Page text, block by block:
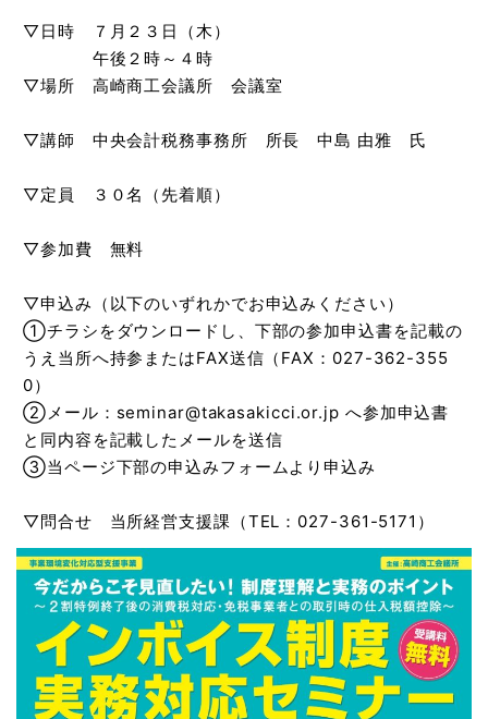
▽日時 ７月２３日（木）
午後２時～４時
▽場所 高崎商工会議所 会議室
▽講師 中央会計税務事務所 所長 中島 由雅 氏
▽定員 ３０名（先着順）
▽参加費 無料
▽申込み（以下のいずれかでお申込みください）
①チラシをダウンロードし、下部の参加申込書を記載の
うえ当所へ持参またはFAX送信（FAX：027-362-355
0）
②メール：seminar@takasakicci.or.jp へ参加申込書
と同内容を記載したメールを送信
③当ページ下部の申込みフォームより申込み
▽問合せ 当所経営支援課（TEL：027-361-5171）